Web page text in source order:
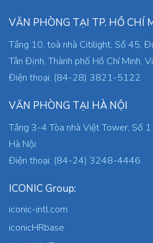
VĂN PHÒNG TẠI TP. HỒ CHÍ
Tầng 10, toà nhà Citilight, Số 45,
Tân Định, Thành phố Hồ Chí Minh,
Điện thoại: (84-28) 3821-5122
VĂN PHÒNG TẠI HÀ NỘI
Tầng 3-4 Tòa nhà Việt Tower, Số
Hà Nội
Điện thoại: (84-24) 3248-4446
ICONIC Group:
iconic-intl.com
iconicHRbase